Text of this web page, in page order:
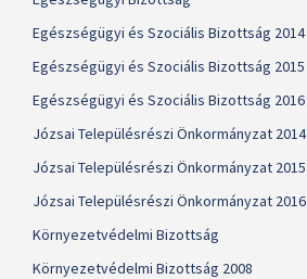
Egészségügyi és Szociális Bizottság 2014
Egészségügyi és Szociális Bizottság 2015
Egészségügyi és Szociális Bizottság 2016
Józsai Településrészi Önkormányzat 2014
Józsai Településrészi Önkormányzat 2015
Józsai Településrészi Önkormányzat 2016
Környezetvédelmi Bizottság
Környezetvédelmi Bizottság 2008